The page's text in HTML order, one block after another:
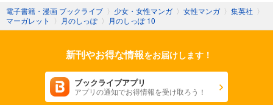
電子書籍・漫画 ブックライブ 〉 少女・女性マンガ 〉 女性マンガ 〉 集英社 〉
マーガレット
〉 月のしっぽ 〉 月のしっぽ 10
新刊やお得な情報をお届けします！
ブックライブアプリ
アプリの通知でお得情報を受け取ろう！